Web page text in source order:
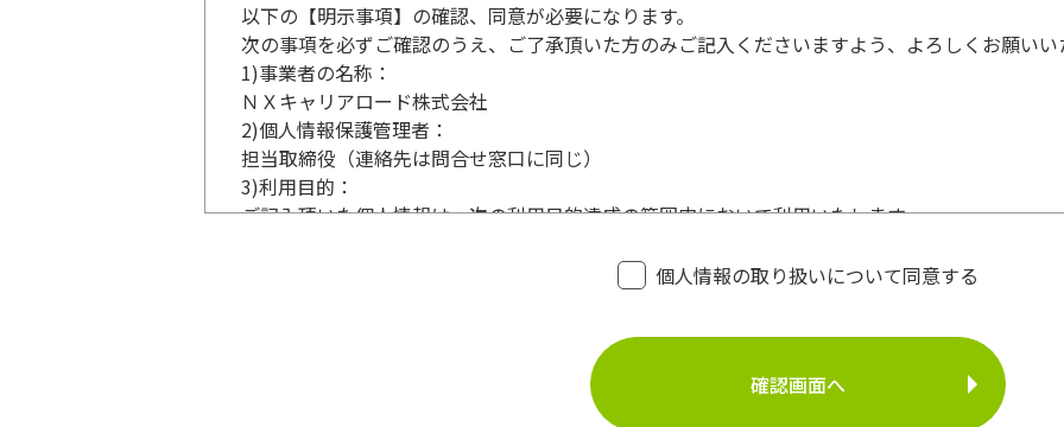
以下の【明示事項】の確認、同意が必要になります。
次の事項を必ずご確認のうえ、ご了承頂いた方のみご記入くださいますよう、よろしくお願いい
1)事業者の名称：
ＮＸキャリアロード株式会社
2)個人情報保護管理者：
担当取締役（連絡先は問合せ窓口に同じ）
3)利用目的：
ご記入頂いた個人情報は、次の利用目的達成の範囲内において利用いたします。
・登録面接に関するご連絡のため
・お問い合わせへのご対応
・お問い合わせ履歴の管理
・サービス向上のための検討資料作成等
個人情報の取り扱いについて同意する